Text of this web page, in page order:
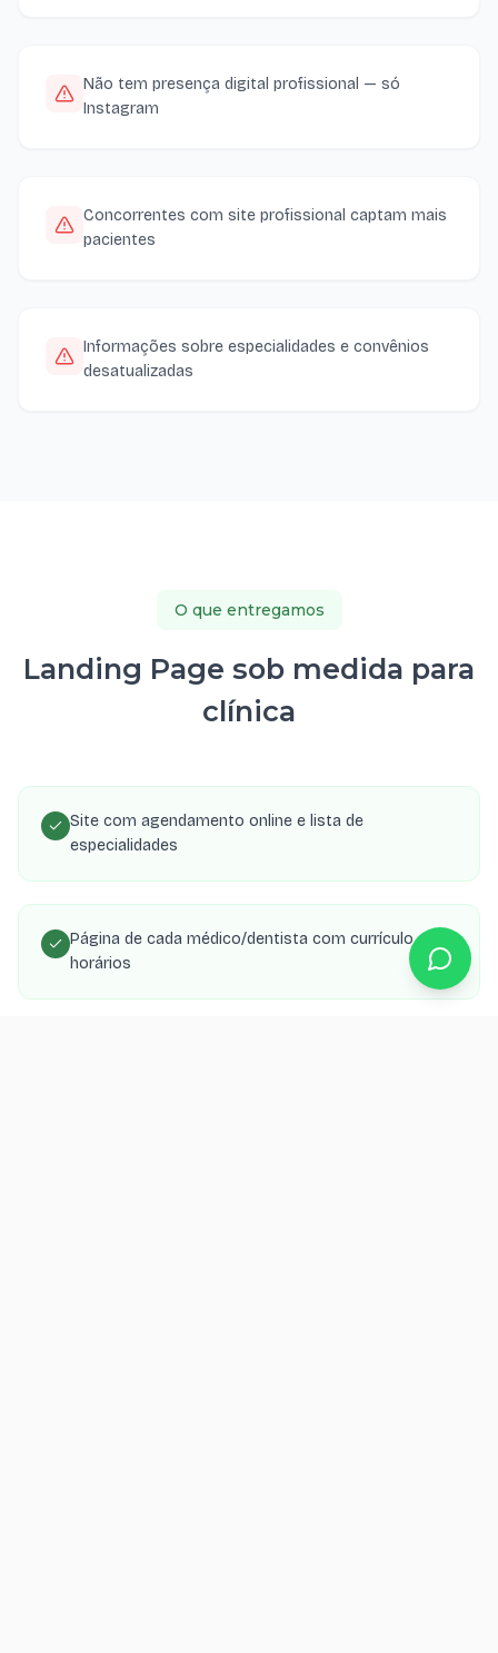
Não tem presença digital profissional — só
Instagram
Concorrentes com site profissional captam mais
pacientes
Informações sobre especialidades e convênios
desatualizadas
O que entregamos
Landing Page sob medida para
clínica
Site com agendamento online e lista de
especialidades
Página de cada médico/dentista com currículo e
horários